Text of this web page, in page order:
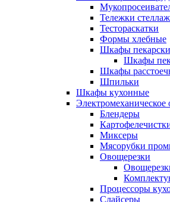
Тележки
Тестораскатки
Формы хлебные
Шкафы
Шкафы
Шкафы
Шпильки
Шкафы кухонные
Электромеханическое
Блендеры
Миксеры
Мясорубки
Овощерезки
Процессоры
Слайсеры